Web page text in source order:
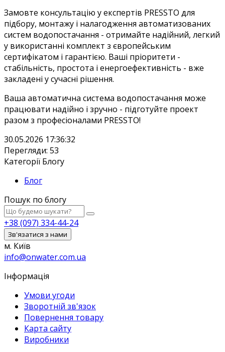
Замовте консультацію у експертів PRESSTO для
підбору, монтажу і налагодження автоматизованих
систем водопостачання - отримайте надійний, легкий
у використанні комплект з європейським
сертифікатом і гарантією. Ваші пріоритети -
стабільність, простота і енергоефективність - вже
закладені у сучасні рішення.
Ваша автоматична система водопостачання може
працювати надійно і зручно - підготуйте проект
разом з професіоналами PRESSTO!
30.05.2026 17:36:32
Перегляди: 53
Категорії Блогу
Блог
Пошук по блогу
+38 (097) 334-44-24
Зв'язатися з нами
м. Київ
info@onwater.com.ua
Інформація
Умови угоди
Зворотній зв'язок
Повернення товару
Карта сайту
Виробники